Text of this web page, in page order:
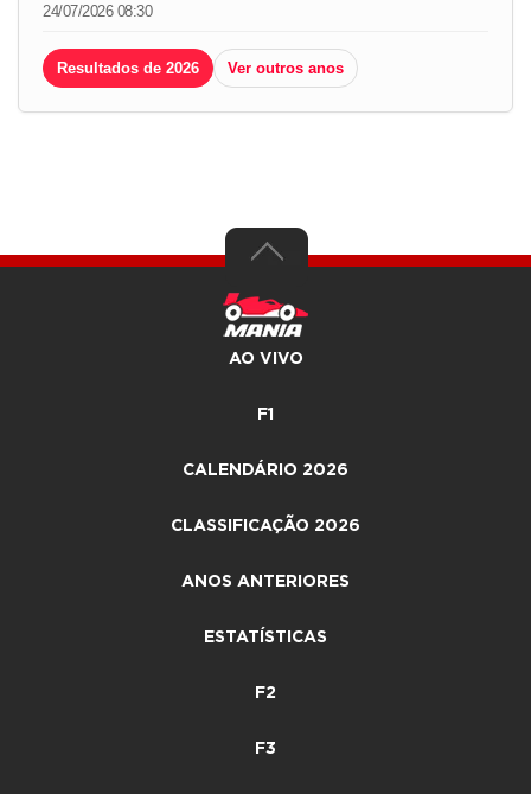
24/07/2026 08:30
Resultados de 2026 Ver outros anos
AO VIVO
F1
CALENDÁRIO 2026
CLASSIFICAÇÃO 2026
ANOS ANTERIORES
ESTATÍSTICAS
F2
F3